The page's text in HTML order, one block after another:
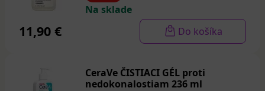
Na sklade
11,90 € Do košíka
CeraVe ČISTIACI GÉL proti
nedokonalostiam 236 ml